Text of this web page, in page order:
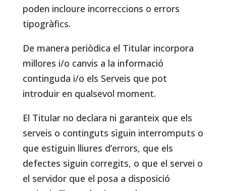
poden incloure incorreccions o errors
tipogràfics.
De manera periòdica el Titular incorpora
millores i/o canvis a la informació
continguda i/o els Serveis que pot
introduir en qualsevol moment.
El Titular no declara ni garanteix que els
serveis o continguts siguin interromputs o
que estiguin lliures d’errors, que els
defectes siguin corregits, o que el servei o
el servidor que el posa a disposició